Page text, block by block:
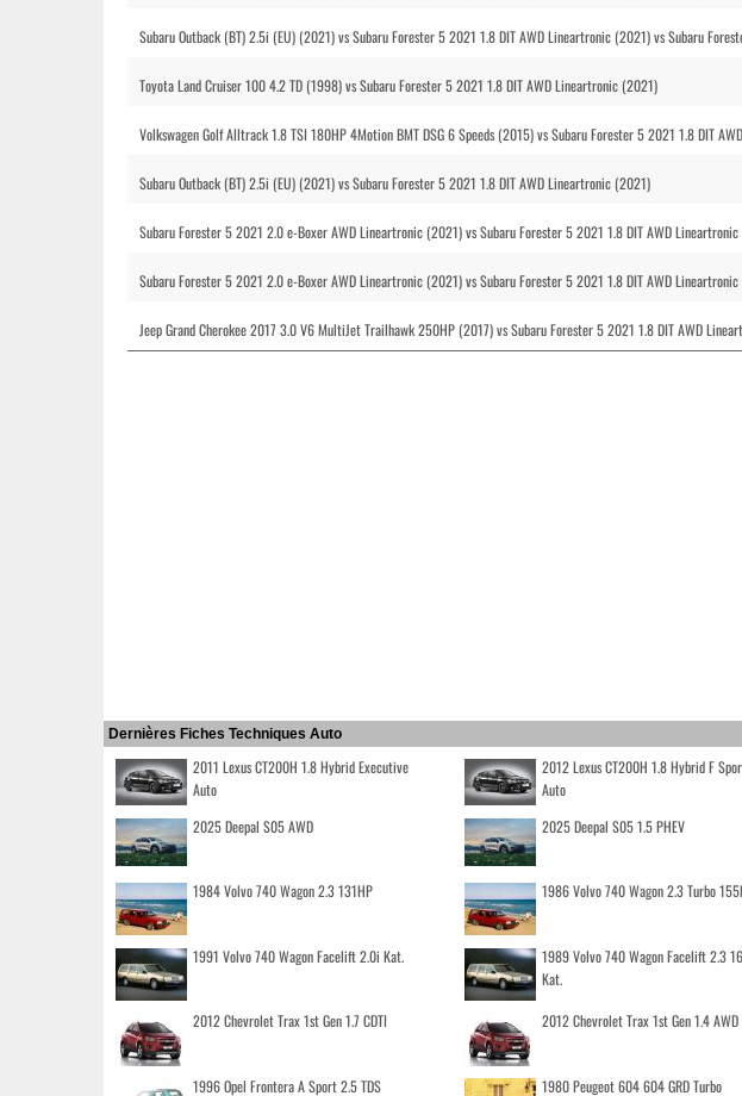
Subaru Outback (BT) 2.5i (EU) (2021) vs Subaru Forester 5 2021 1.8 DIT AWD Lineartronic (2021) vs Subaru
Toyota Land Cruiser 100 4.2 TD (1998) vs Subaru Forester 5 2021 1.8 DIT AWD Lineartronic (2021)
Volkswagen Golf Alltrack 1.8 TSI 180HP 4Motion BMT DSG 6 Speeds (2015) vs Subaru Forester 5 2021 1.8 DIT
Subaru Outback (BT) 2.5i (EU) (2021) vs Subaru Forester 5 2021 1.8 DIT AWD Lineartronic (2021)
Subaru Forester 5 2021 2.0 e-Boxer AWD Lineartronic (2021) vs Subaru Forester 5 2021 1.8 DIT AWD
Subaru Forester 5 2021 2.0 e-Boxer AWD Lineartronic (2021) vs Subaru Forester 5 2021 1.8 DIT AWD
Jeep Grand Cherokee 2017 3.0 V6 MultiJet Trailhawk 250HP (2017) vs Subaru Forester 5 2021 1.8 DIT AWD
Dernières Fiches Techniques Auto
2011 Lexus CT200H 1.8 Hybrid Executive
Auto
2012 Lexus CT200H 1.8 Hybrid F
Auto
2025 Deepal S05 AWD
2025 Deepal S05 1.5 PHEV
1984 Volvo 740 Wagon 2.3 131HP 1986 Volvo 740 Wagon 2.3 Turbo
1991 Volvo 740 Wagon Facelift 2.0i Kat.
1989 Volvo 740 Wagon Facelift 2.3
Kat.
2012 Chevrolet Trax 1st Gen 1.7 CDTI 2012 Chevrolet Trax 1st Gen 1.4 AWD
1996 Opel Frontera A Sport 2.5 TDS 1980 Peugeot 604 604 GRD Turbo